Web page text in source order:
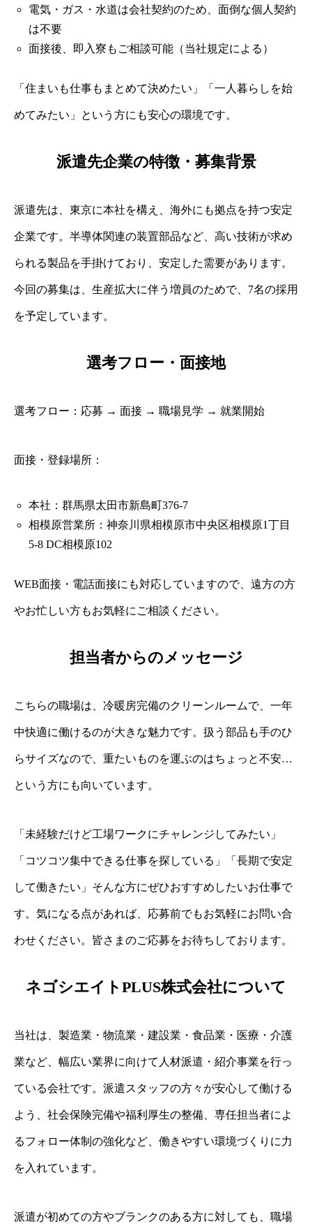
電気・ガス・水道は会社契約のため、面倒な個人契約
は不要
面接後、即入寮もご相談可能（当社規定による）
「住まいも仕事もまとめて決めたい」「一人暮らしを始
めてみたい」という方にも安心の環境です。
派遣先企業の特徴・募集背景
派遣先は、東京に本社を構え、海外にも拠点を持つ安定
企業です。半導体関連の装置部品など、高い技術が求め
られる製品を手掛けており、安定した需要があります。
今回の募集は、生産拡大に伴う増員のためで、7名の採用
を予定しています。
選考フロー・面接地
選考フロー：応募 → 面接 → 職場見学 → 就業開始
面接・登録場所：
本社：群馬県太田市新島町376-7
相模原営業所：神奈川県相模原市中央区相模原1丁目
5-8 DC相模原102
WEB面接・電話面接にも対応していますので、遠方の方
やお忙しい方もお気軽にご相談ください。
担当者からのメッセージ
こちらの職場は、冷暖房完備のクリーンルームで、一年
中快適に働けるのが大きな魅力です。扱う部品も手のひ
らサイズなので、重たいものを運ぶのはちょっと不安…
という方にも向いています。
「未経験だけど工場ワークにチャレンジしてみたい」
「コツコツ集中できる仕事を探している」「長期で安定
して働きたい」そんな方にぜひおすすめしたいお仕事で
す。気になる点があれば、応募前でもお気軽にお問い合
わせください。皆さまのご応募をお待ちしております。
ネゴシエイトPLUS株式会社について
当社は、製造業・物流業・建設業・食品業・医療・介護
業など、幅広い業界に向けて人材派遣・紹介事業を行っ
ている会社です。派遣スタッフの方々が安心して働ける
よう、社会保険完備や福利厚生の整備、専任担当者によ
るフォロー体制の強化など、働きやすい環境づくりに力
を入れています。
派遣が初めての方やブランクのある方に対しても、職場